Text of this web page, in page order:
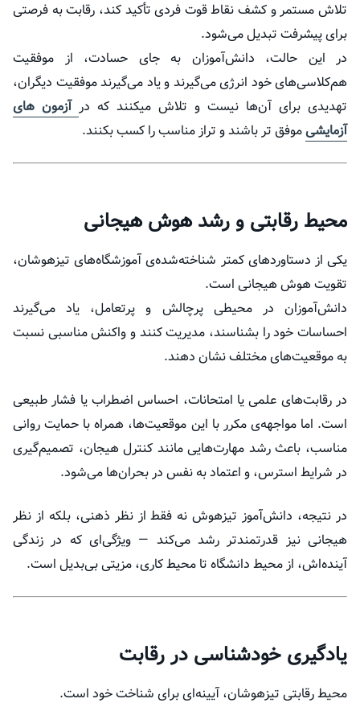
تلاش مستمر و کشف نقاط قوت فردی تأکید کند، رقابت به فرصتی
برای پیشرفت تبدیل می‌شود.
در این حالت، دانش‌آموزان به جای حسادت، از موفقیت
هم‌کلاسی‌های خود انرژی می‌گیرند و یاد می‌گیرند موفقیت دیگران،
تهدیدی برای آن‌ها نیست و تلاش میکنند که در آزمون های
آزمایشیموفق تر باشند و تراز مناسب را کسب بکنند.
محیط رقابتی و رشد هوش هیجانی
یکی از دستاوردهای کمتر شناخته‌شده‌ی آموزشگاه‌های تیزهوشان،
تقویت هوش هیجانی است.
دانش‌آموزان در محیطی پرچالش و پرتعامل، یاد می‌گیرند
احساسات خود را بشناسند، مدیریت کنند و واکنش مناسبی نسبت
به موقعیت‌های مختلف نشان دهند.
در رقابت‌های علمی یا امتحانات، احساس اضطراب یا فشار طبیعی
است. اما مواجهه‌ی مکرر با این موقعیت‌ها، همراه با حمایت روانی
مناسب، باعث رشد مهارت‌هایی مانند کنترل هیجان، تصمیم‌گیری
در شرایط استرس، و اعتماد به نفس در بحران‌ها می‌شود.
در نتیجه، دانش‌آموز تیزهوش نه فقط از نظر ذهنی، بلکه از نظر
هیجانی نیز قدرتمندتر رشد می‌کند — ویژگی‌ای که در زندگی
آینده‌اش، از محیط دانشگاه تا محیط کاری، مزیتی بی‌بدیل است.
یادگیری خودشناسی در رقابت
محیط رقابتی تیزهوشان، آیینه‌ای برای شناخت خود است.